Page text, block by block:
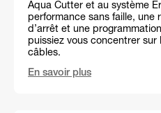
Aqua Cutter et au système
performance sans faille, une
d’arrêt et une
puissiez vous concentrer
câbles.
En savoir plus